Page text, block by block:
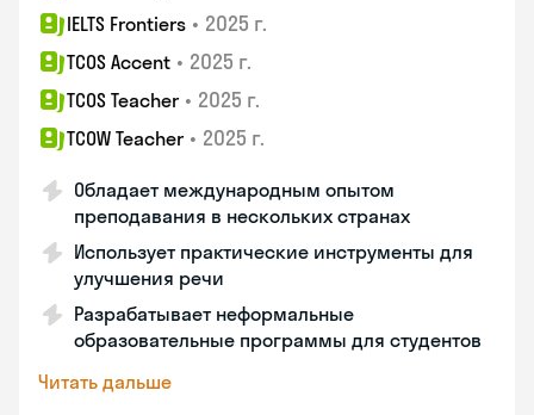
IELTS Frontiers • 2025 г.
TCOS Accent • 2025 г.
TCOS Teacher • 2025 г.
TCOW Teacher • 2025 г.
Обладает международным опытом
преподавания в нескольких странах
Использует практические инструменты для
улучшения речи
Разрабатывает неформальные
образовательные программы для студентов
Читать дальше